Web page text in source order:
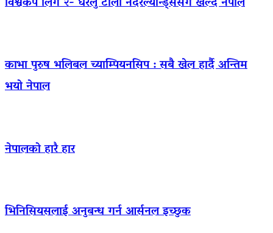
काभा पुरुष भलिबल च्याम्पियनसिप : सबै खेल हार्दै अन्तिम
भयो नेपाल
नेपालको हारै हार
भिनिसियसलाई अनुबन्ध गर्न आर्सनल इच्छुक